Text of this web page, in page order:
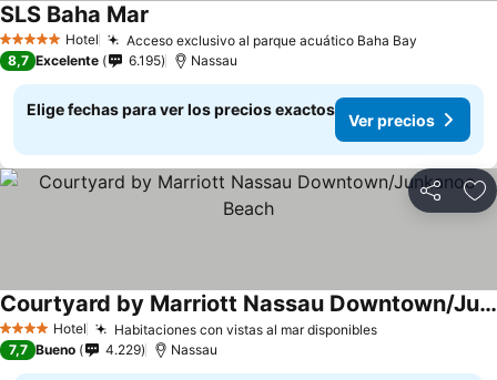
5 Estrellas Hotel Acceso exclusivo al parque acuático Baha Bay
SLS Baha Mar
8,7 Excelente 6.195 Nassau
Elige fechas para ver los precios exactos
Ver precios
Compartir
4 EstrellasHotel Habitaciones con vistas al mar disponibles
Courtyard by Marriott Nassau Downtown/Junkanoo Beach
7,7 Bueno 4.229 Nassau